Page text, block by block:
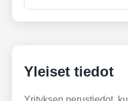
Yleiset tiedot